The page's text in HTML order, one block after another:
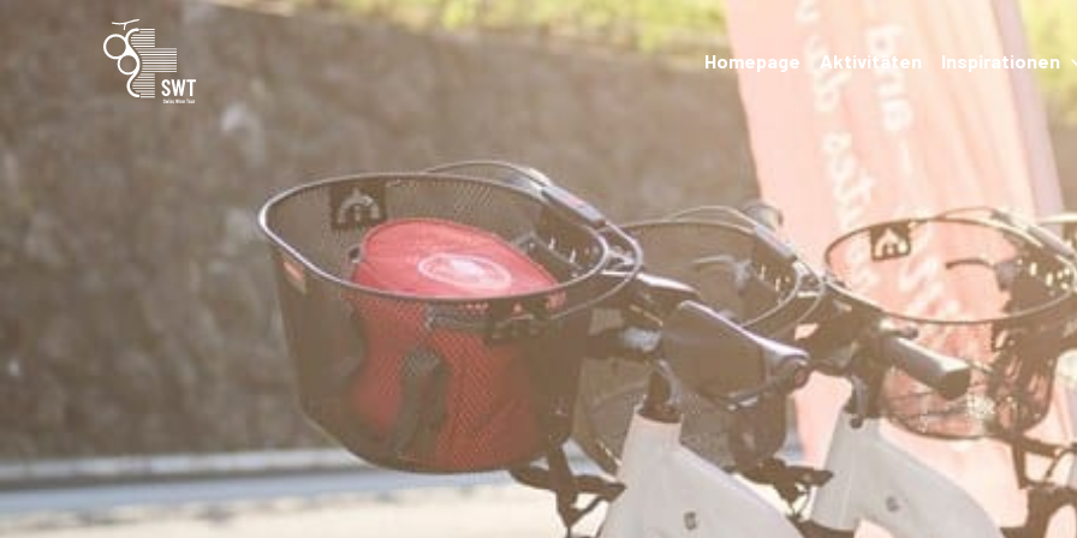
Homepage Aktivitäten Inspirationen
Restaurants
Wanderungen und
Transport